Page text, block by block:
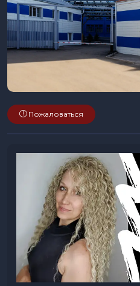
Пожаловаться